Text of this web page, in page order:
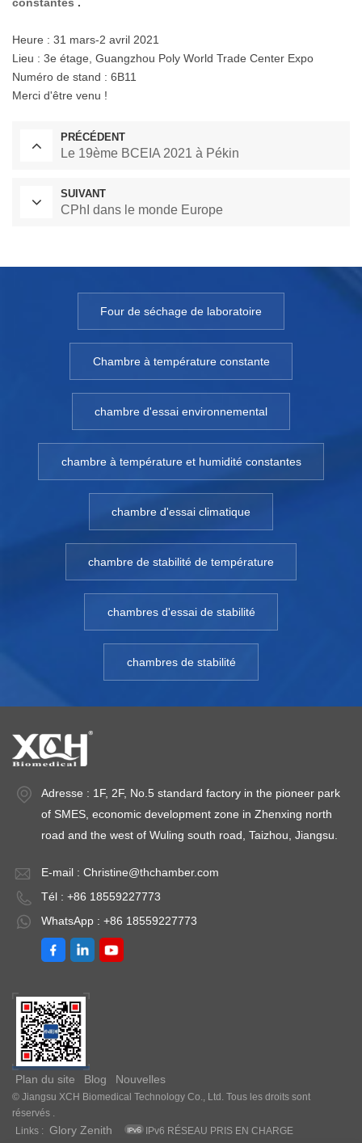
Heure : 31 mars-2 avril 2021
Lieu : 3e étage, Guangzhou Poly World Trade Center Expo
Numéro de stand : 6B11
Merci d'être venu !
PRÉCÉDENT
Le 19ème BCEIA 2021 à Pékin
SUIVANT
CPhI dans le monde Europe
Four de séchage de laboratoire
Chambre à température constante
chambre d'essai environnemental
chambre à température et humidité constantes
chambre d'essai climatique
chambre de stabilité de température
chambres d'essai de stabilité
chambres de stabilité
Adresse : 1F, 2F, No.5 standard factory in the pioneer park
of SMES, economic development zone in Zhenxing north
road and the west of Wuling south road, Taizhou, Jiangsu.
E-mail : Christine@thchamber.com
Tél : +86 18559227773
WhatsApp : +86 18559227773
Plan du site Blog Nouvelles
© Jiangsu XCH Biomedical Technology Co., Ltd. Tous les droits sont
réservés .
Links :
Glory Zenith IPv6 RÉSEAU PRIS EN CHARGE